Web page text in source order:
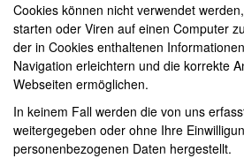
Cookies können nicht verwendet
starten oder Viren auf einen Computer
der in Cookies enthaltenen
Navigation erleichtern und die korrekte
Webseiten ermöglichen.
In keinem Fall werden die von uns
weitergegeben oder ohne Ihre
personenbezogenen Daten hergestellt.